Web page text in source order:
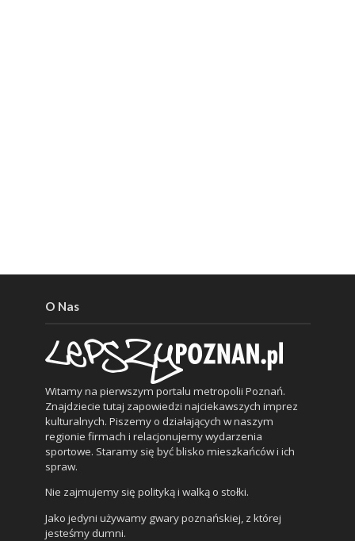
O Nas
Witamy na pierwszym portalu metropolii Poznań.
Znajdziecie tutaj zapowiedzi najciekawszych imprez
kulturalnych. Piszemy o działających w naszym
regionie firmach i relacjonujemy wydarzenia
sportowe. Staramy się być blisko mieszkańców i ich
spraw.
Nie zajmujemy się polityką i walką o stołki.
Jako jedyni używamy gwary poznańskiej, z której
jesteśmy dumni.